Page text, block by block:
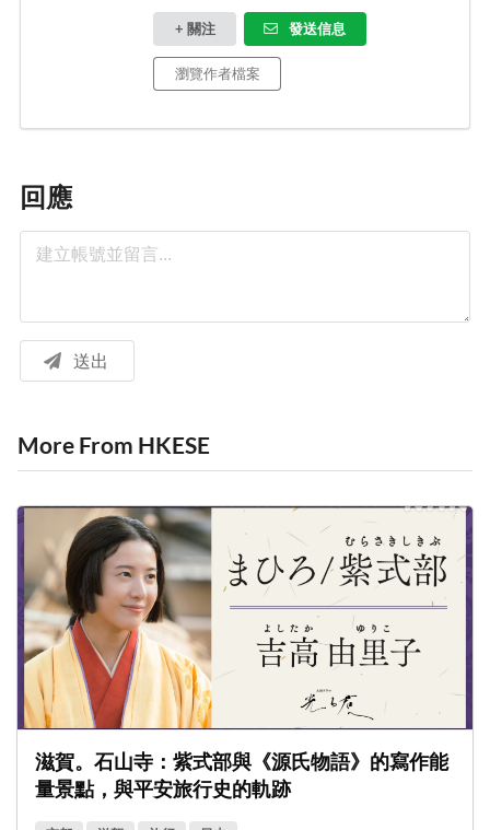
+ 關注 發送信息
瀏覽作者檔案
回應
送出
More From HKESE
滋賀。石山寺：紫式部與《源氏物語》的寫作能
量景點，與平安旅行史的軌跡